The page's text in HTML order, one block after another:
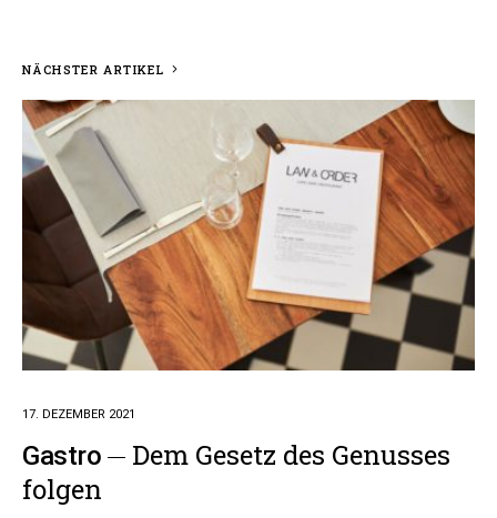
NÄCHSTER ARTIKEL
17. DEZEMBER 2021
Gastro
Dem Gesetz des Genusses
folgen